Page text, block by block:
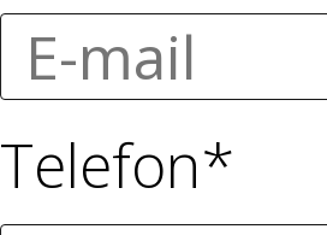
Telefon*